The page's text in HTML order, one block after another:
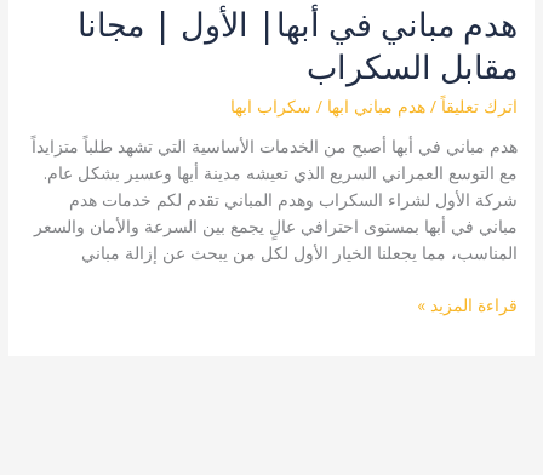
هدم مباني في أبها| الأول | مجانا
مقابل السكراب
اترك تعليقاً /هدم مباني ابها / سكراب ابها
هدم مباني في أبها أصبح من الخدمات الأساسية التي تشهد طلباً متزايداً
مع التوسع العمراني السريع الذي تعيشه مدينة أبها وعسير بشكل عام.
شركة الأول لشراء السكراب وهدم المباني تقدم لكم خدمات هدم
مباني في أبها بمستوى احترافي عالٍ يجمع بين السرعة والأمان والسعر
المناسب، مما يجعلنا الخيار الأول لكل من يبحث عن إزالة مباني
مباني
في
أبها|
الأول
|
مجانا
مقابل
السكراب
قراءة المزيد »